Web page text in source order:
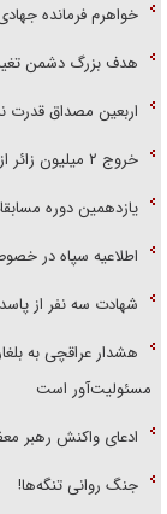
خواهرم فرمانده
هدف بزرگ دشمن
اربعین مصداق قدرت
‌خروج ۲ میلیون زائر از مرز‌های زمینی اربعین/ افزایش بازگشت زائران
یازدهمین دوره
اطلاعیه سپاه در
شهادت سه نفر از
هشدار عراقچی به
مسئولیت‌آور است
ادعای واکنش رهبر
جنگ روانی تنگه‌ها!